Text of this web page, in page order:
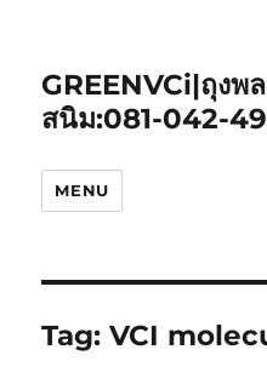
GREENVCi|ถุงพ
สนิม:081-042-
MENU
Tag:VCI